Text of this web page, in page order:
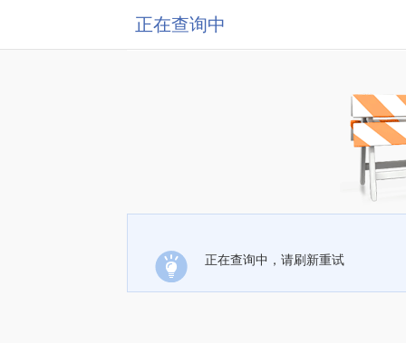
正在查询中
正在查询中，请刷新重试